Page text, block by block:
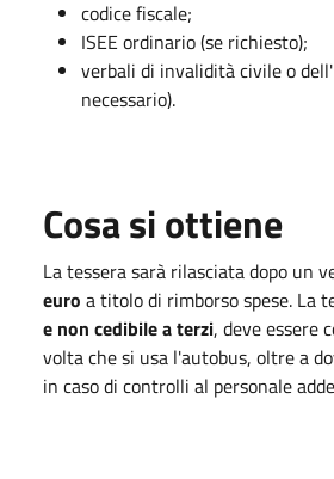
codice fiscale;
ISEE ordinario (se richiesto);
verbali di invalidità civile o
necessario).
Cosa si ottiene
La tessera sarà rilasciata dopo un
euro a titolo di rimborso spese. La
e non cedibile a terzi, deve essere
volta che si usa l'autobus, oltre a
in caso di controlli al personale